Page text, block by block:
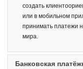
создать
или в мобильном
принимать платежи
мира.
Банковская